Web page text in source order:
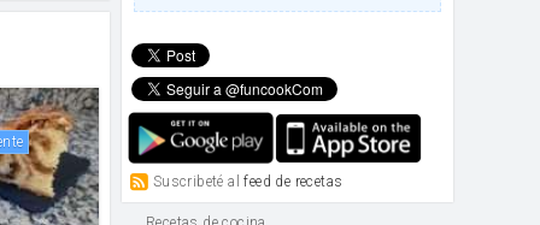
el bizcocho de xoco y en el
apartado de los ingredientes
te has olvidado de poner la
cantidad q se debería de
poner. Gracias. Rosa
Rosa en6 Magdalenas caseras
con pepitas de choco
Para una merienda por
Suscribeté alfeed de recetas